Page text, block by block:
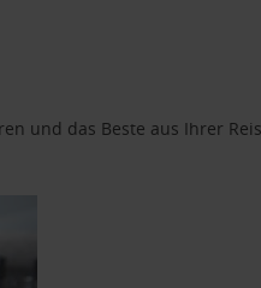
und das Beste aus Ihrer